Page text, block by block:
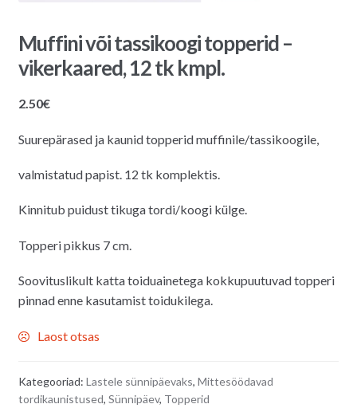
Muffini või tassikoogi topperid –
vikerkaared, 12 tk kmpl.
2.50€
Suurepärased ja kaunid topperid muffinile/tassikoogile,
valmistatud papist. 12 tk komplektis.
Kinnitub puidust tikuga tordi/koogi külge.
Topperi pikkus 7 cm.
Soovituslikult katta toiduainetega kokkupuutuvad topperi
pinnad enne kasutamist toidukilega.
Laost otsas
Kategooriad: Lastele sünnipäevaks, Mittesöödavad
tordikaunistused, Sünnipäev, Topperid